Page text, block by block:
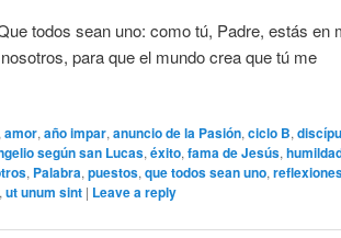
todos sean uno: como tú, Padre, estás en
para que el mundo crea que tú me
amor, año impar, anuncio de la Pasión, ciclo B,
según san Lucas, éxito, fama de Jesús,
, Palabra, puestos, que todos sean uno,
, ut unum sint | Leave a reply